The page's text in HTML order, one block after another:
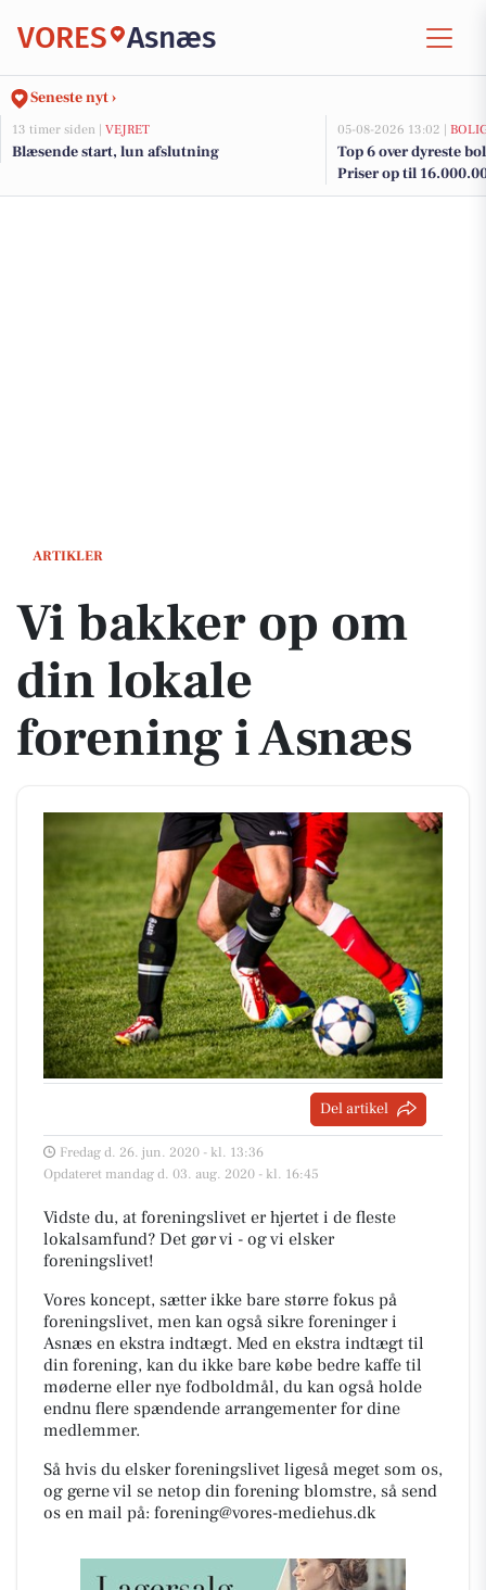
VORES Asnæs
Seneste nyt ›
13 timer siden | VEJRET
Blæsende start, lun afslutning
05-08-2026 13:02 |
Top 6 over dyreste
Priser op til
ARTIKLER
Vi bakker op om din lokale forening i Asnæs
Vi bakker op om
din lokale
forening i Asnæs
Del artikel
Fredag d. 26. jun. 2020 - kl. 13:36
Opdateret mandag d. 03. aug. 2020 - kl. 16:45
Vidste du, at foreningslivet er hjertet i de fleste
lokalsamfund? Det gør vi - og vi elsker
foreningslivet!
Vores koncept, sætter ikke bare større fokus på
foreningslivet, men kan også sikre foreninger i
Asnæs en ekstra indtægt. Med en ekstra indtægt til
din forening, kan du ikke bare købe bedre kaffe til
møderne eller nye fodboldmål, du kan også holde
endnu flere spændende arrangementer for dine
medlemmer.
Så hvis du elsker foreningslivet ligeså meget som os,
og gerne vil se netop din forening blomstre, så send
os en mail på: forening@vores-mediehus.dk